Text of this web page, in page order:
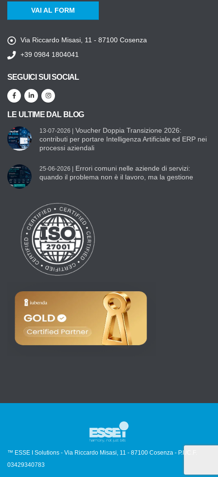
VAI AL FORM
Via Riccardo Misasi, 11 - 87100 Cosenza
+39 0984 1804041
SEGUICI SUI SOCIAL
LE ULTIME DAL BLOG
13-07-2026 | Voucher Doppia Transizione 2026:
contributi per portare Intelligenza Artificiale ed ERP nei
processi aziendali
25-06-2026 | Errori comuni nelle aziende di servizi:
quando il problema non è il lavoro, ma la gestione
™ ESSE I Solutions - Via Riccardo Misasi, 11 - 87100 Cosenza - P.I./C.F.
03429340783